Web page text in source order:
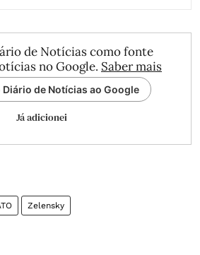
de Notícias como fonte
no Google. Saber mais
de Notícias ao Google
Já adicionei
Zelensky